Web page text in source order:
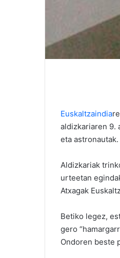
Euskaltzaindia
aldizkariaren 9.
eta astronautak.
Aldizkariak
urteetan
Atxagak
Betiko legez,
gero
Ondoren beste